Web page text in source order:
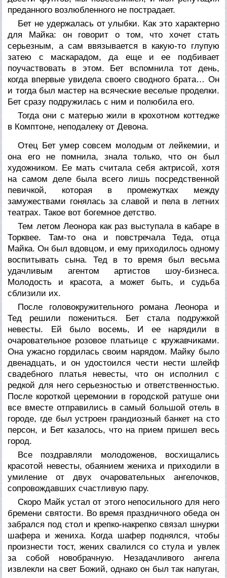
преданного возлюбленного не пострадает.
Бет не удержалась от улыбки. Как это характерно
для Майка: он говорит о том, что хочет стать
серьезным, а сам ввязывается в какую-то глупую
затею с маскарадом, да еще и ее подбивает
поучаствовать в этом. Бет вспомнила тот день,
когда впервые увидела своего сводного брата… Он
и тогда был мастер на всяческие веселые проделки.
Бет сразу подружилась с ним и полюбила его.
Тогда они с матерью жили в крохотном коттедже
в Комптоне, неподалеку от Девона.
Отец Бет умер совсем молодым от лейкемии, и
она его не помнила, знала только, что он был
художником. Ее мать считала себя актрисой, хотя
на самом деле была всего лишь посредственной
певичкой, которая в промежутках между
замужествами гонялась за славой и пела в летних
театрах. Такое вот богемное детство.
Тем летом Леонора как раз выступала в кабаре в
Торквее. Там-то она и повстречала Теда, отца
Майка. Он был вдовцом, и ему приходилось одному
воспитывать сына. Тед в то время был весьма
удачливым агентом артистов шоу-бизнеса.
Молодость и красота, а может быть, и судьба
сблизили их.
После головокружительного романа Леонора и
Тед решили пожениться. Бет стала подружкой
невесты. Ей было восемь, И ее нарядили в
очаровательное розовое платьице с кружавчиками.
Она ужасно гордилась своим нарядом. Майку было
двенадцать, и он удостоился чести нести шлейф
свадебного платья невесты, что он исполнил с
редкой для него серьезностью и ответственностью.
После короткой церемонии в городской ратуше они
все вместе отправились в самый большой отель в
городе, где был устроен грандиозный банкет на сто
персон, и Бет казалось, что на прием пришел весь
город.
Все поздравляли молодоженов, восхищались
красотой невесты, обаянием жениха и приходили в
умиление от двух очаровательных ангелочков,
сопровождавших счастливую пару.
Скоро Майк устал от этого непосильного для него
бремени святости. Во время праздничного обеда он
забрался под стол и крепко-накрепко связал шнурки
шафера и жениха. Когда шафер поднялся, чтобы
произнести тост, жених свалился со стула и увлек
за собой новобрачную. Незадачливого ангела
извлекли на свет Божий, однако он был так напуган,